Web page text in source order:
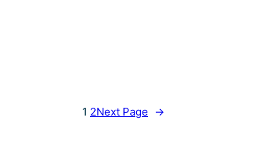
1 2Next Page →